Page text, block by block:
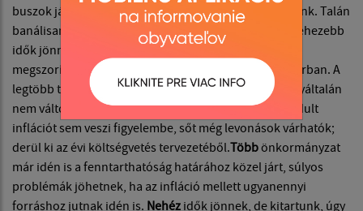
buszok járnak, a szemetet elviszik, működik az óvodánk. Talán
banálisan hangzik, de becsüljük ezt meg, mert még nehezebb
idők jönnek” – vetítik elő az előrejelzések.
megszorítások következnek az önkormányzati szektorban. A
legtöbb támogatás, amelyet a települések kapnak, egyáltalán
nem változik 2023-ra, ami azt jelenti, hogy az elszabadult
inflációt sem veszi figyelembe, sőt még levonások várhatók;
derül ki az évi költségvetés tervezetéből.Többönkormányzat
már idén is a fenntarthatóság határához közel járt, súlyos
problémák jöhetnek, ha az infláció mellett ugyanennyi
forráshoz jutnak idén is. Nehéz idők jönnek, de kitartunk, úgy